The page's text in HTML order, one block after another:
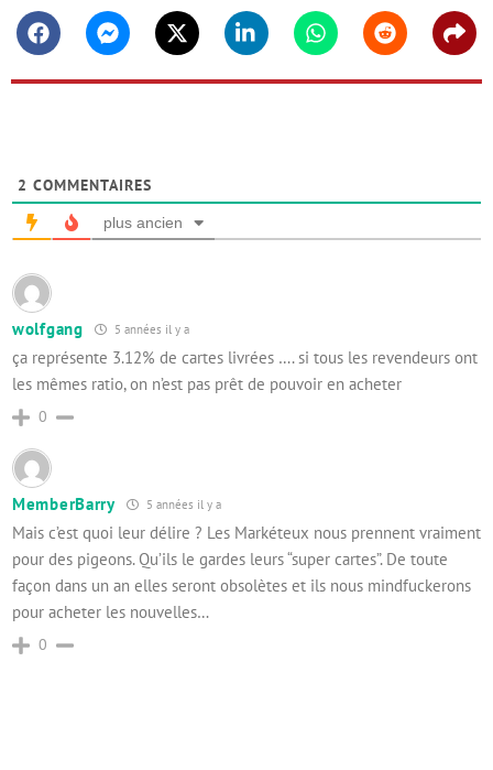
FacebookMessengerTwitter Linkedin WhatsappReddit
2 COMMENTAIRES
plus ancien
wolfgang 5 années il y a
ça représente 3.12% de cartes livrées …. si tous les revendeurs ont
les mêmes ratio, on n’est pas prêt de pouvoir en acheter
0
MemberBarry 5 années il y a
Mais c’est quoi leur délire ? Les Markéteux nous prennent vraiment
pour des pigeons. Qu’ils le gardes leurs “super cartes”. De toute
façon dans un an elles seront obsolètes et ils nous mindfuckerons
pour acheter les nouvelles…
0